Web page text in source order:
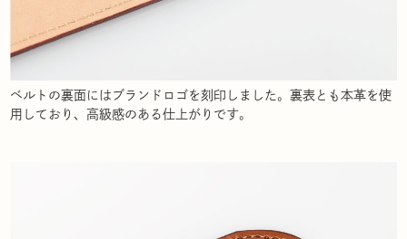
ベルトの裏面にはブランドロゴを刻印しました。裏表とも本革を使
用しており、高級感のある仕上がりです。